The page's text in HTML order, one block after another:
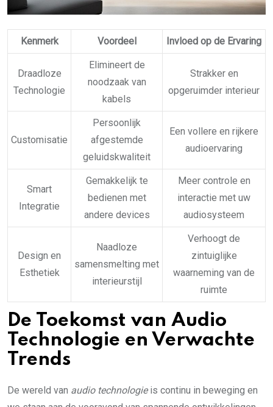
Kenmerk Voordeel Invloed op de Ervaring
Draadloze
Technologie
Elimineert de
noodzaak van
kabels
Strakker en
opgeruimder interieur
Customisatie
Persoonlijk
afgestemde
geluidskwaliteit
Een vollere en rijkere
audioervaring
Smart
Integratie
Gemakkelijk te
bedienen met
andere devices
Meer controle en
interactie met uw
audiosysteem
Design en
Esthetiek
Naadloze
samensmelting met
interieurstijl
Verhoogt de
zintuiglijke
waarneming van de
ruimte
De Toekomst van Audio
Technologie en Verwachte
Trends
De wereld van audio technologieis continu in beweging en